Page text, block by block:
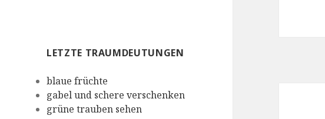
LETZTE TRAUMDEUTUNGEN
blaue früchte
gabel und schere verschenken
grüne trauben sehen